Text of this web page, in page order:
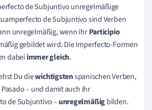
de Subjuntivo unregelmäßige
de Subjuntivo sind Verben
unregelmäßig, wenn ihrParticipio
gebildet wird. Die Imperfecto-Formen
dabei immer gleich.
Du diewichtigstenspanischen Verben,
– und damit auch ihr
de Subjuntivo – unregelmäßigbilden.